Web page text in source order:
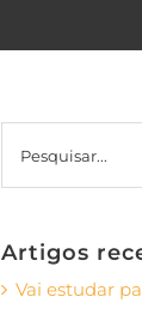
Artigos
Vai estudar